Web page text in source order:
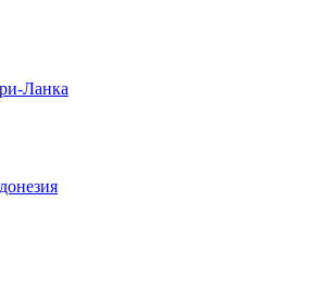
Ланка